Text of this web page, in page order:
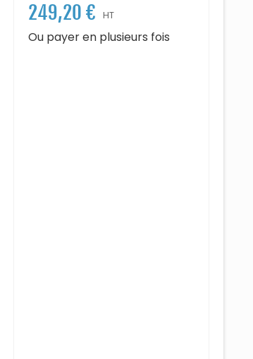
249,20 € HT
Ou payer en plusieurs fois